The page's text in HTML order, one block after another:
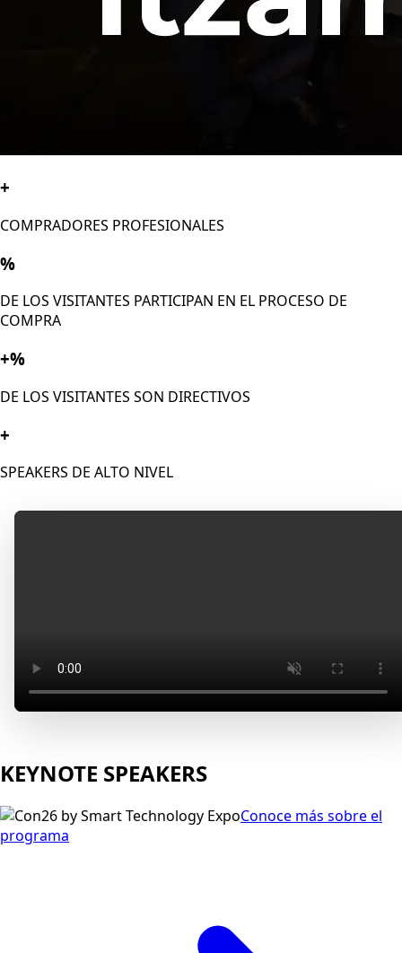
+
COMPRADORES PROFESIONALES
%
DE LOS VISITANTES PARTICIPAN EN EL PROCESO DE
COMPRA
+%
DE LOS VISITANTES SON DIRECTIVOS
+
SPEAKERS DE ALTO NIVEL
KEYNOTE SPEAKERS
Conoce más sobre el
programa